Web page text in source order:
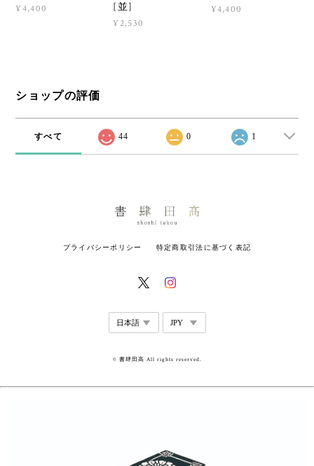
¥4,400
[並]
¥2,530
¥4,400
ショップの評価
すべて 44 0 1
プライバシーポリシー 特定商取引法に基づく表記
© 書肆田高 All rights reserved.